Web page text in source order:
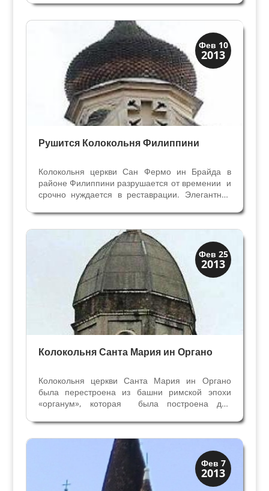
нарисованными фигурами. Колокольный звон
колоколов этой башни считается одним из
лучших в районе Венето и...
Фев 10
2013
Колокольни
Скрытая Верона
Рушится Колокольня Филиппини
Колокольня церкви Сан Фермо ин Брайда в
районе Филиппини разрушается от времении и
срочно нуждается в реставрации. Элегантная
восемнадцатого века пережила бомбёжки
второй мировой войны, но время её не
пощадило. Падают камни с...
Фев 25
2013
Колокольни
Скрытая Верона
Колокольня Санта Мария ин Органо
Колокольня церкви Санта Мария ин Органо
была перестроена из башни римской эпохи
«органум», которая была построена для
римскую эпоху был частью городских часов с
боем. Вода когда-то проходила здесь, прямо
перед зданием церкви...
Фев 7
2013
Колокольни
Скрытая Верона